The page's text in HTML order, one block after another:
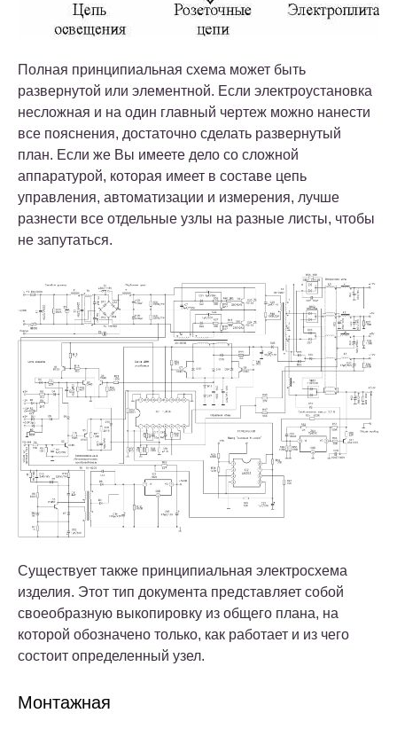
Полная принципиальная схема может быть
развернутой или элементной. Если электроустановка
несложная и на один главный чертеж можно нанести
все пояснения, достаточно сделать развернутый
план. Если же Вы имеете дело со сложной
аппаратурой, которая имеет в составе цепь
управления, автоматизации и измерения, лучше
разнести все отдельные узлы на разные листы, чтобы
не запутаться.
Существует также принципиальная электросхема
изделия. Этот тип документа представляет собой
своеобразную выкопировку из общего плана, на
которой обозначено только, как работает и из чего
состоит определенный узел.
Монтажная